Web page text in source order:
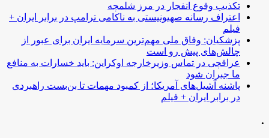
تکذیب وقوع انفجار در مرز شلمچه
اعتراف رسانه صهیونیستی به ناکامی ترامپ در برابر ایران +
فیلم
پزشکیان: وفاق ملی مهم‌ترین سرمایه ایران برای عبور از
چالش‌های پیش رو است
عراقچی در تماس وزیرخارجه اوکراین: باید خسارات به منافع
ما جبران شود
پاشنه آشیل‌های آمریکا؛ از کمبود مهمات تا بن‌بست راهبردی
در برابر ایران + فیلم
.